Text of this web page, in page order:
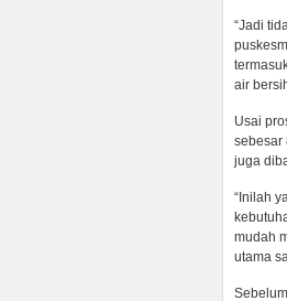
“Jadi
air
Usai
sebesar
juga
“Inilah
mudah
utama